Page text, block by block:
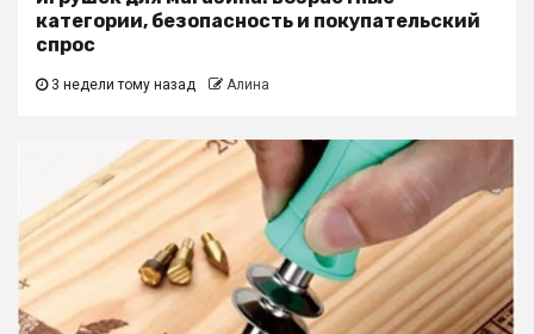
категории, безопасность и покупательский
спрос
3 недели тому назад Алина